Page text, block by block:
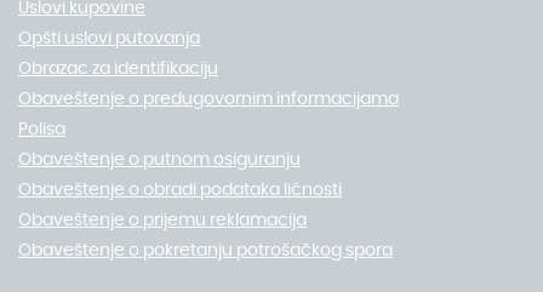
Uslovi kupovine
Opšti uslovi putovanja
Obrazac za identifikaciju
Obaveštenje o predugovornim informacijama
Polisa
Obaveštenje o putnom osiguranju
Obaveštenje o obradi podataka ličnosti
Obaveštenje o prijemu reklamacija
Obaveštenje o pokretanju potrošačkog spora